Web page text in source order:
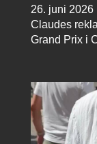
26. juni 2026
Claudes
Grand Prix i